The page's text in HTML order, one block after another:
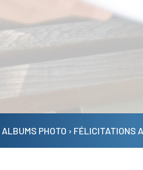
ALBUMS PHOTO › FÉLICITATIONS